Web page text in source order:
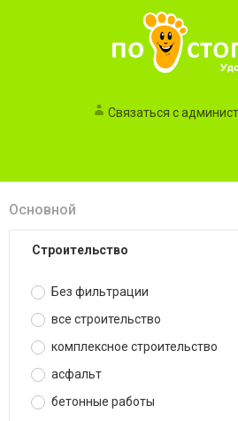
Связаться с
Основной
строительство
Без фильтрации
все строительство
комплексное строительство
асфальт
бетонные работы